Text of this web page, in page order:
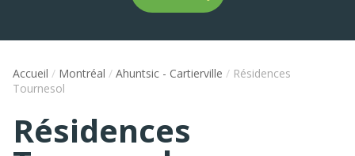
Accueil / Montréal / Ahuntsic - Cartierville / Résidences
Tournesol
Résidences